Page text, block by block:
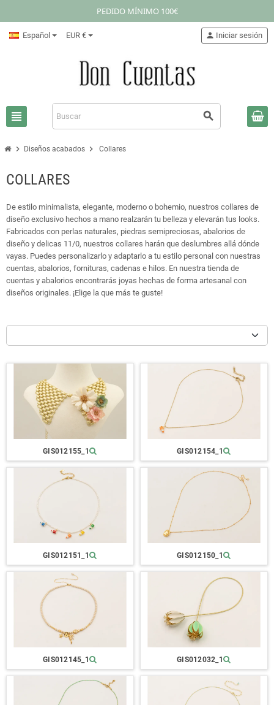
PEDIDO MÍNIMO 100€
Español EUR €
view_headline search
person Iniciar sesión
chevron_right Diseños acabados chevron_right Collares
COLLARES
De estilo minimalista, elegante, moderno o bohemio, nuestros collares de
diseño exclusivo hechos a mano realzarán tu belleza y elevarán tus looks.
Fabricados con perlas naturales, piedras semipreciosas, abalorios de
diseño y delicas 11/0, nuestros collares harán que deslumbres allá dónde
vayas. Puedes personalizarlo y adaptarlo a tu estilo personal con nuestras
cuentas, abalorios, fornituras, cadenas e hilos. En nuestra tienda de
cuentas y abalorios encontrarás joyas hechas de forma artesanal con
diseños originales. ¡Elige la que más te guste!
GIS012155_1 GIS012154_1
GIS012151_1 GIS012150_1
GIS012145_1 GIS012032_1